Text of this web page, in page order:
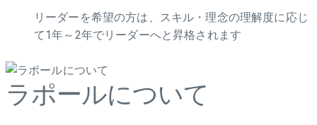
リーダーを希望の方は、スキル・理念の理解度に応じ
て1年～2年でリーダーへと昇格されます
ラポールについて